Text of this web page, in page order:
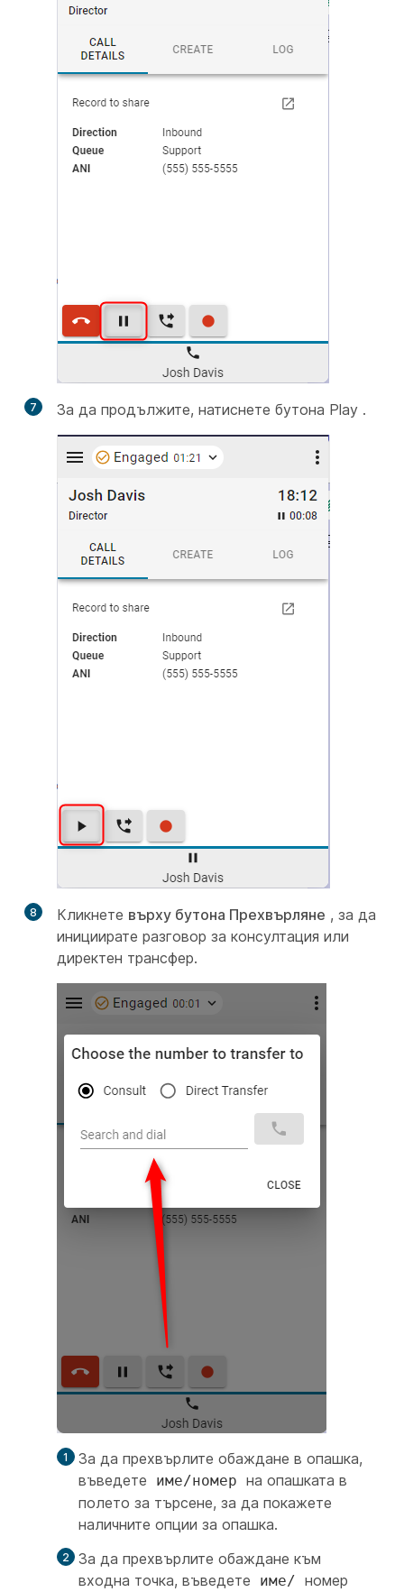
7 За да продължите, натиснете бутона Play .
8 Кликнете върху бутона Прехвърляне , за да
инициирате разговор за консултация или
директен трансфер.
За да прехвърлите обаждане в опашка,
въведете
име/номер на опашката в
полето за търсене, за да покажете
наличните опции за опашка.
За да прехвърлите обаждане към
входна точка, въведете
име/ номер